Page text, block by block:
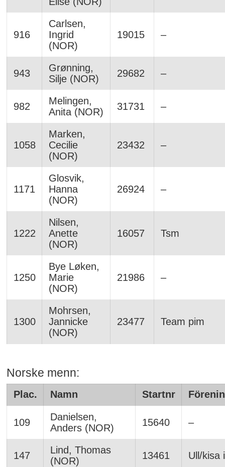
916
Carlsen,
Ingrid
(NOR)
19015 –
943
Grønning,
Silje (NOR)
29682 –
982
Melingen,
Anita (NOR)
31731 –
1058
Marken,
Cecilie
(NOR)
23432 –
1171
Glosvik,
Hanna
(NOR)
26924 –
1222
Nilsen,
Anette
(NOR)
16057 Tsm
1250
Bye Løken,
Marie
(NOR)
21986 –
1300
Mohrsen,
Jannicke
(NOR)
23477 Team pim
Norske menn:
Plac. Namn Startnr
109
Danielsen,
Anders (NOR)
15640 –
147
Lind, Thomas
(NOR)
13461 Ull/kisa